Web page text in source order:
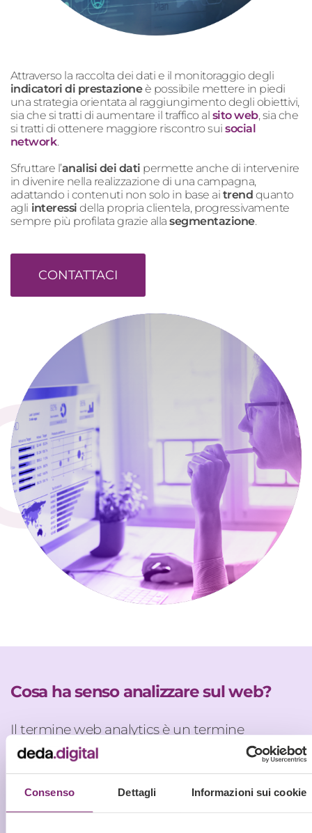
Consenso Dettagli Informazioni sui cookie
Attraverso la raccolta dei dati e il monitoraggio degli
indicatori di prestazioneè possibile mettere in piedi
una strategia orientata al raggiungimento degli obiettivi,
sia che si tratti di aumentare il traffico al sito web, sia che
si tratti di ottenere maggiore riscontro suisocial
network.
Sfruttare l’analisi dei dati permette anche di intervenire
in divenire nella realizzazione di una campagna,
adattando i contenuti non solo in base ai trend quanto
agli interessi della propria clientela, progressivamente
sempre più profilata grazie allasegmentazione.
CONTATTACI
Cosa ha senso analizzare sul web?
Il termine web analytics è un termine
ombrello che raccoglie diverse azioni simili per
intento ma differenti poi per effettivo campo
d’interesse.
Parlare puramente di
web analytics